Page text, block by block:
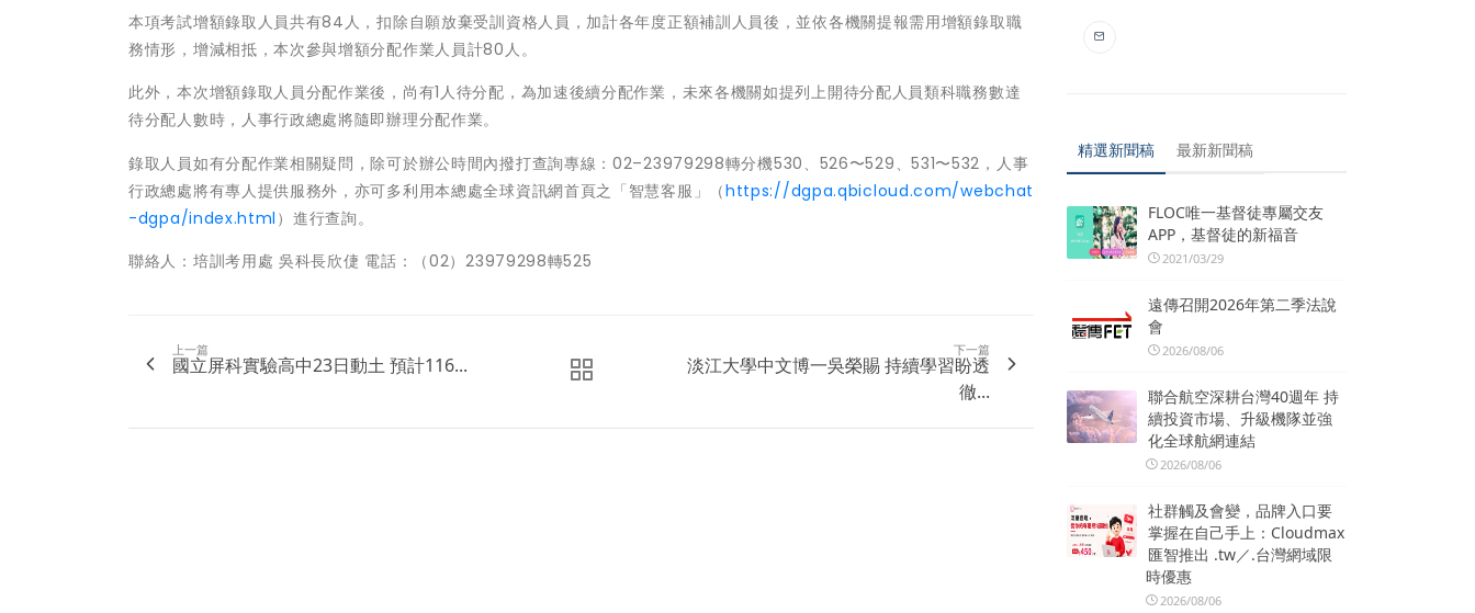
本項考試增額錄取人員共有84人，扣除自願放棄受訓資格人員，加計各年度正額補訓人員後，並依各機關提報需用增額錄取職
務情形，增減相抵，本次參與增額分配作業人員計80人。
此外，本次增額錄取人員分配作業後，尚有1人待分配，為加速後續分配作業，未來各機關如提列上開待分配人員類科職務數達
待分配人數時，人事行政總處將隨即辦理分配作業。
錄取人員如有分配作業相關疑問，除可於辦公時間內撥打查詢專線：02–23979298轉分機530、526〜529、531〜532，人事
行政總處將有專人提供服務外，亦可多利用本總處全球資訊網首頁之「智慧客服」（https://dgpa.qbicloud.com/webchat
-dgpa/index.html ）進行查詢。
聯絡人：培訓考用處 吳科長欣倢 電話：（02）23979298轉525
上一篇
國立屏科實驗高中23日動土 預計116...
下一篇
淡江大學中文博一吳榮賜 持續學習盼透
徹...
精選新聞稿 最新新聞稿
FLOC唯一基督徒專屬交友
APP，基督徒的新福音
2021/03/29
遠傳召開2026年第二季法說
會
2026/08/06
聯合航空深耕台灣40週年 持
續投資市場、升級機隊並強
化全球航網連結
2026/08/06
社群觸及會變，品牌入口要
掌握在自己手上：Cloudmax
匯智推出 .tw／.台灣網域限
時優惠
2026/08/06